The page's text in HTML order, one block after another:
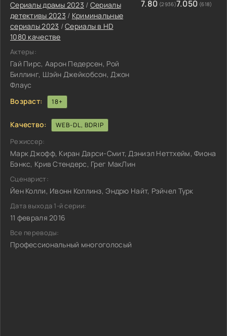
Сериалы драмы 2023 / Сериалы
детективы 2023 / Криминальные
сериалы 2023 /Сериалы в HD
1080 качестве
Актеры:
Гай Пирс, Аарон Педерсен, Рой
Биллинг, Шэйн Джейкобсон, Джон
Флаус
Возраст:
18+
7.80 (2936)7.050 (618)
Качество: WEB-DL, BDRIP
Режиссер:
Марк Джофф, Киран Дарси-Смит, Дэниэл Неттхейм, Фиона
Бэнкс, Крив Стендерс, Грег МакЛин
Сценарист:
Йен Колли, Ивонн Коллинз, Эндрю Найт, Рэйчел Турк
Дата выхода 1-й серии:
11 февраля 2016
Все переводы:
Профессиональный многоголосый